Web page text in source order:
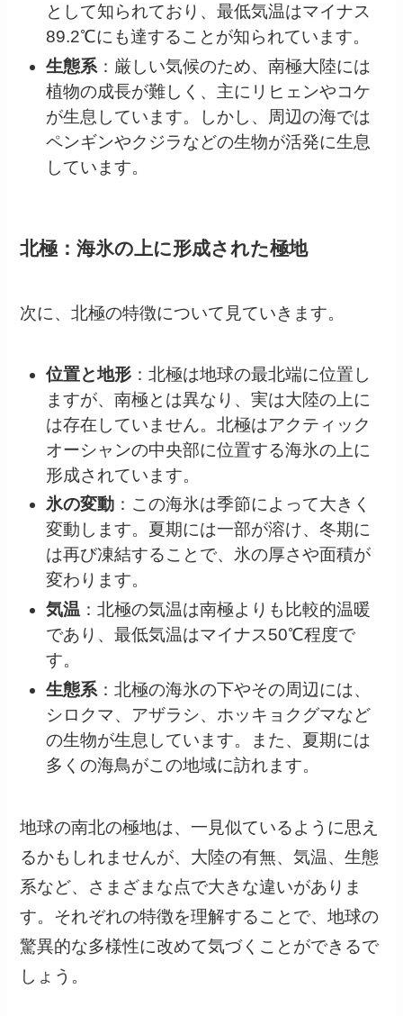
として知られており、最低気温はマイナス
89.2℃にも達することが知られています。
生態系：厳しい気候のため、南極大陸には
植物の成長が難しく、主にリヒェンやコケ
が生息しています。しかし、周辺の海では
ペンギンやクジラなどの生物が活発に生息
しています。
北極：海氷の上に形成された極地
次に、北極の特徴について見ていきます。
位置と地形：北極は地球の最北端に位置し
ますが、南極とは異なり、実は大陸の上に
は存在していません。北極はアクティック
オーシャンの中央部に位置する海氷の上に
形成されています。
氷の変動：この海氷は季節によって大きく
変動します。夏期には一部が溶け、冬期に
は再び凍結することで、氷の厚さや面積が
変わります。
気温 ：北極の気温は南極よりも比較的温暖
であり、最低気温はマイナス50℃程度で
す。
生態系：北極の海氷の下やその周辺には、
シロクマ、アザラシ、ホッキョクグマなど
の生物が生息しています。また、夏期には
多くの海鳥がこの地域に訪れます。
地球の南北の極地は、一見似ているように思え
るかもしれませんが、大陸の有無、気温、生態
系など、さまざまな点で大きな違いがありま
す。それぞれの特徴を理解することで、地球の
驚異的な多様性に改めて気づくことができるで
しょう。